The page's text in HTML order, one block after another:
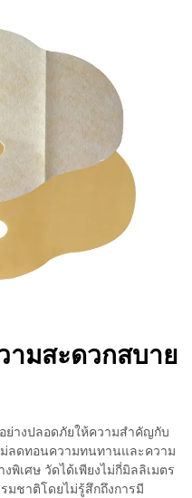
ามสะดวกสบาย
ย่างปลอดภัยให้ความสำคัญกับ
ลดทอนความทนทานและความ
พิเศษ วัดได้เพียงไม่กี่มิลลิเมตร
มชาติโดยไม่รู้สึกถึงการมี